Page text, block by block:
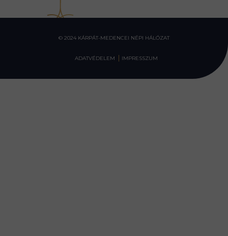
© 2024 KÁRPÁT-MEDENCEI NÉPI HÁLÓZAT
ADATVÉDELEM IMPRESSZUM